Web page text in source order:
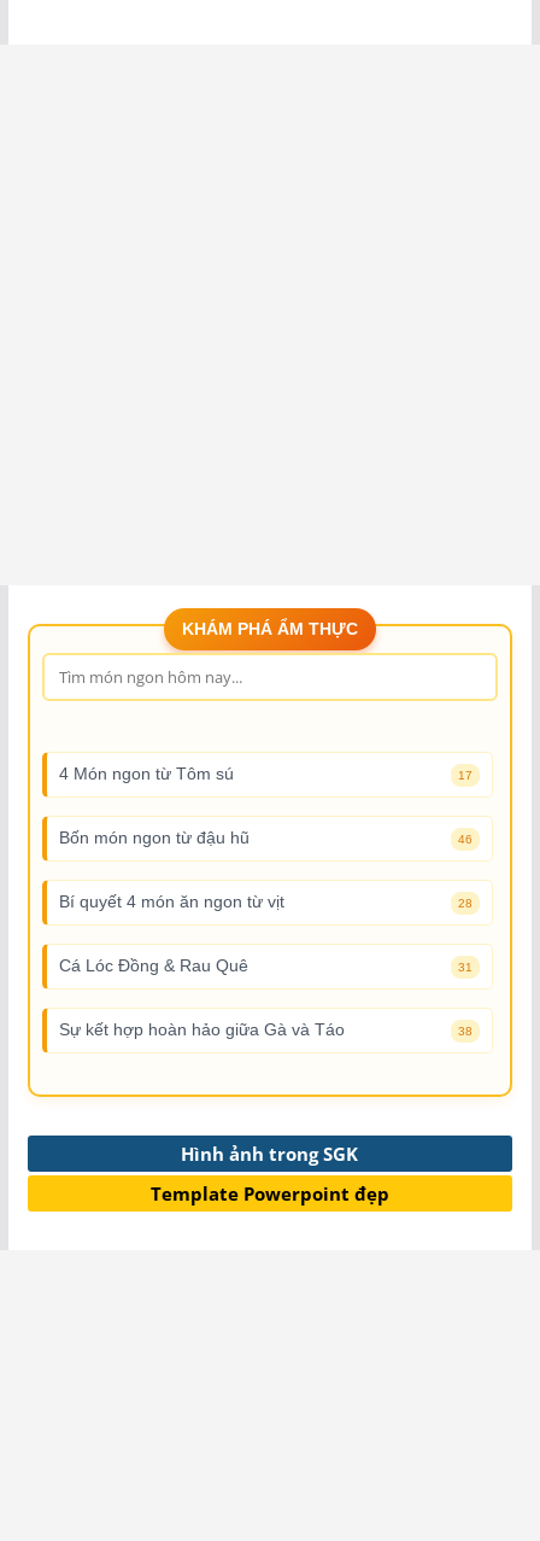
KHÁM PHÁ ẨM THỰC
4 Món ngon từ Tôm sú 17
Bốn món ngon từ đậu hũ 46
Bí quyết 4 món ăn ngon từ vịt 28
Cá Lóc Đồng & Rau Quê 31
Sự kết hợp hoàn hảo giữa Gà và Táo 38
Hình ảnh trong SGK
Template Powerpoint đẹp